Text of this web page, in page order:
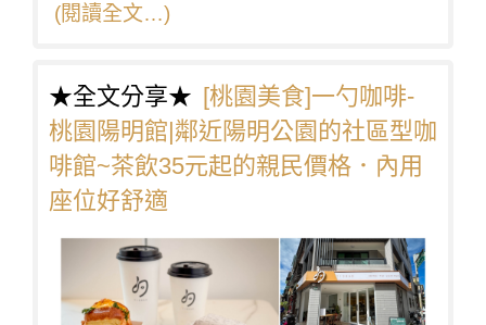
(閱讀全文…)
★全文分享★ [桃園美食]一勺咖啡-
桃園陽明館|鄰近陽明公園的社區型咖
啡館~茶飲35元起的親民價格．內用
座位好舒適